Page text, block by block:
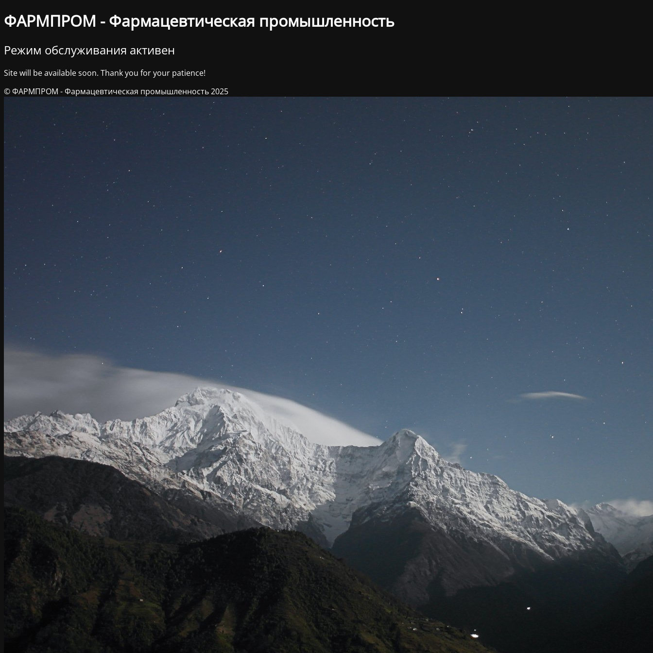
ФАРМПРОМ - Фармацевтическая промышленность
Режим обслуживания активен
Site will be available soon. Thank you for your patience!
© ФАРМПРОМ - Фармацевтическая промышленность 2025